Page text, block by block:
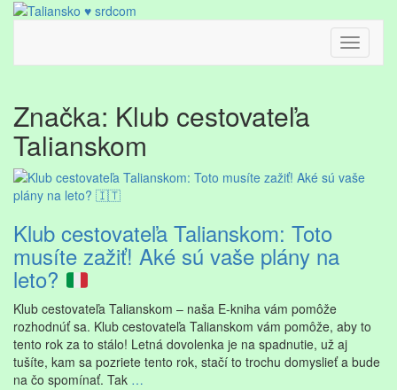
Skip
Toggle
Značka: Klub cestovateľa
Talianskom
Klub cestovateľa Talianskom: Toto
musíte zažiť! Aké sú vaše plány na
leto?
Klub cestovateľa Talianskom – naša E-kniha vám pomôže
rozhodnúť sa. Klub cestovateľa Talianskom vám pomôže, aby to
tento rok za to stálo! Letná dovolenka je na spadnutie, už aj
tušíte, kam sa pozriete tento rok, stačí to trochu domyslieť a bude
na čo spomínať. Tak …